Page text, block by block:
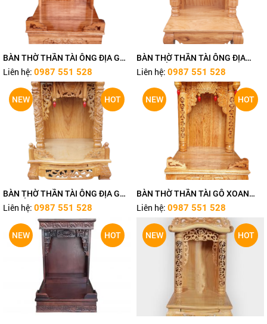
BÀN THỜ THẦN TÀI ÔNG ĐỊA GỖ
XOAN TN378
Liên hệ: 0987 551 528
BÀN THỜ THẦN TÀI ÔNG ĐỊA
ĐƠN GIẢN TN377
Liên hệ: 0987 551 528
HOT
NEW
BÀN THỜ THẦN TÀI ÔNG ĐỊA GỖ
GÕ ĐỎ TN376
Liên hệ: 0987 551 528
HOT
NEW
BÀN THỜ THẦN TÀI GỖ XOAN
TN375
Liên hệ: 0987 551 528
HOT
NEW HOT
NEW